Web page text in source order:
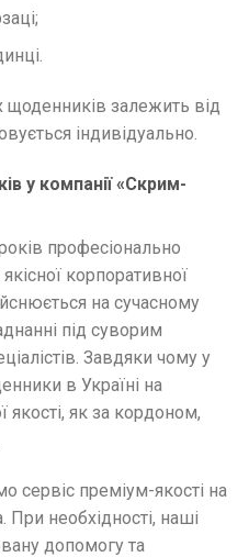
щоденників залежить від
індивідуально.
у компанії «Скрим-
професіонально
корпоративної
на сучасному
під суворим
Завдяки чому у
в Україні на
якості, як за кордоном,
сервіс преміум-якості на
При необхідності, наші
допомогу та